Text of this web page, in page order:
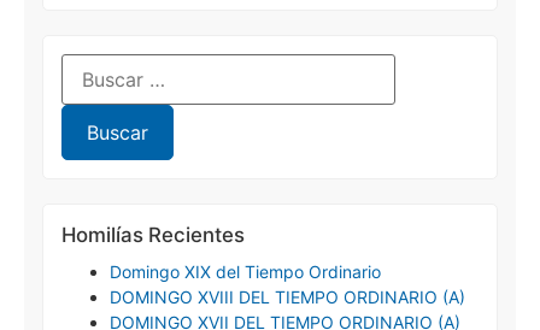
Homilías Recientes
Domingo XIX del Tiempo Ordinario
DOMINGO XVIII DEL TIEMPO ORDINARIO (A)
DOMINGO XVII DEL TIEMPO ORDINARIO (A)